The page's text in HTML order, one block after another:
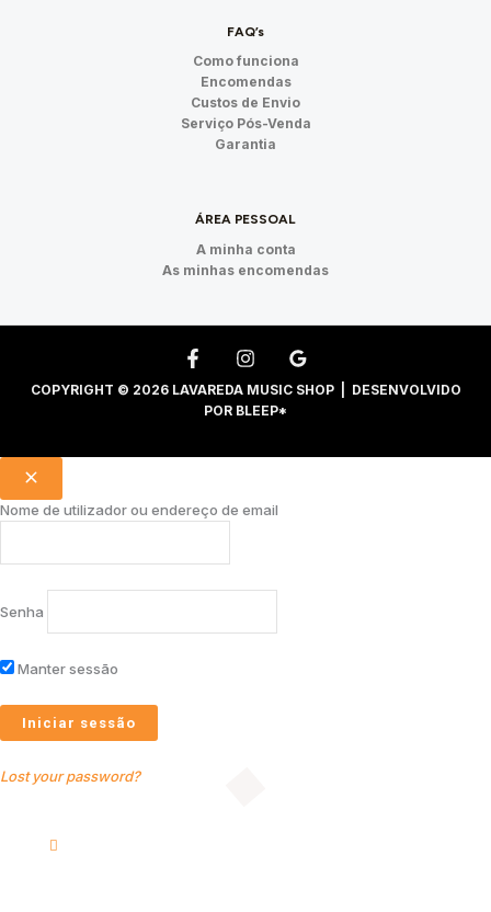
FAQ’s
Como funciona
Encomendas
Custos de Envio
Serviço Pós-Venda
Garantia
ÁREA PESSOAL
A minha conta
As minhas encomendas
COPYRIGHT © 2026 LAVAREDA MUSIC SHOP | DESENVOLVIDO
POR BLEEP*
Nome de utilizador ou endereço de email
Senha
Manter sessão
Lost your password?